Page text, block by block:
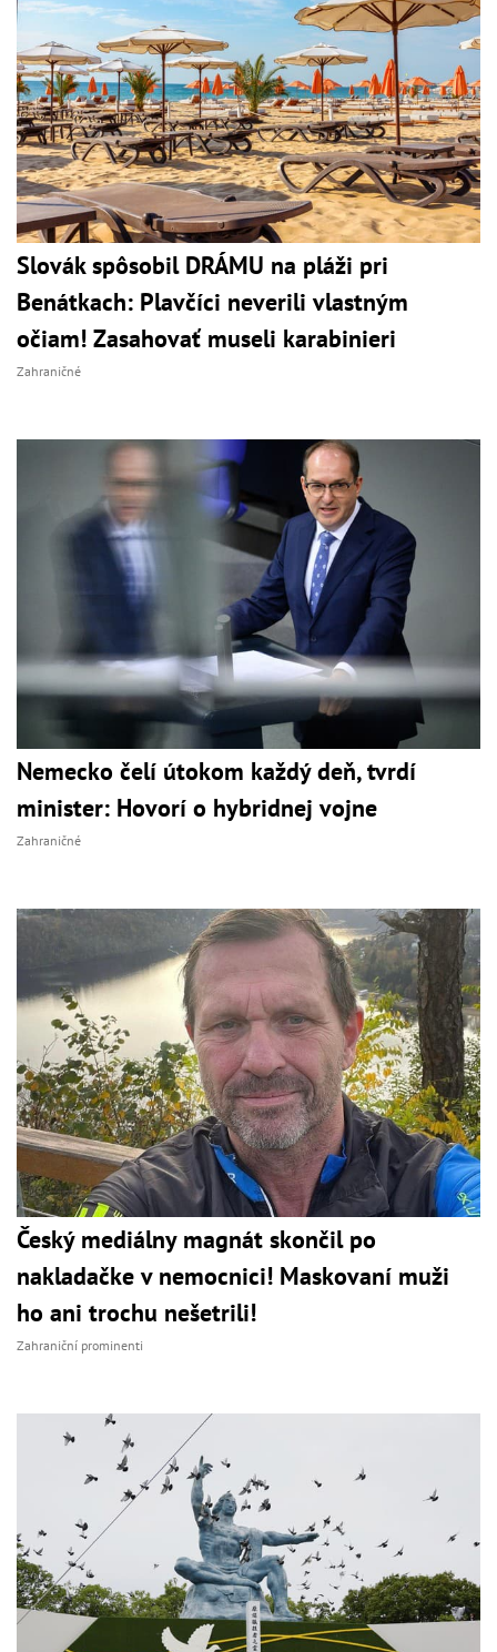
Slovák spôsobil DRÁMU na pláži pri
Benátkach: Plavčíci neverili vlastným
očiam! Zasahovať museli karabinieri
Zahraničné
Nemecko čelí útokom každý deň, tvrdí
minister: Hovorí o hybridnej vojne
Zahraničné
Český mediálny magnát skončil po
nakladačke v nemocnici! Maskovaní muži
ho ani trochu nešetrili!
Zahraniční prominenti